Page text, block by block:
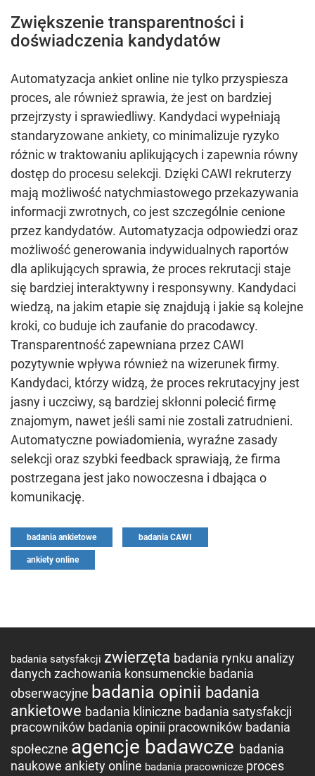
Zwiększenie transparentności i
doświadczenia kandydatów
Automatyzacja ankiet online nie tylko przyspiesza
proces, ale również sprawia, że jest on bardziej
przejrzysty i sprawiedliwy. Kandydaci wypełniają
standaryzowane ankiety, co minimalizuje ryzyko
różnic w traktowaniu aplikujących i zapewnia równy
dostęp do procesu selekcji. Dzięki CAWI rekruterzy
mają możliwość natychmiastowego przekazywania
informacji zwrotnych, co jest szczególnie cenione
przez kandydatów. Automatyzacja odpowiedzi oraz
możliwość generowania indywidualnych raportów
dla aplikujących sprawia, że proces rekrutacji staje
się bardziej interaktywny i responsywny. Kandydaci
wiedzą, na jakim etapie się znajdują i jakie są kolejne
kroki, co buduje ich zaufanie do pracodawcy.
Transparentność zapewniana przez CAWI
pozytywnie wpływa również na wizerunek firmy.
Kandydaci, którzy widzą, że proces rekrutacyjny jest
jasny i uczciwy, są bardziej skłonni polecić firmę
znajomym, nawet jeśli sami nie zostali zatrudnieni.
Automatyczne powiadomienia, wyraźne zasady
selekcji oraz szybki feedback sprawiają, że firma
postrzegana jest jako nowoczesna i dbająca o
komunikację.
badania ankietowe badania CAWI
ankiety online
badania satysfakcji zwierzęta badania rynku analizy
danych zachowania konsumenckie badania
obserwacyjne badania opinii badania
ankietowe badania kliniczne badania satysfakcji
pracowników badania opinii pracowników badania
społeczne agencje badawcze badania
naukowe ankiety online badania pracownicze proces